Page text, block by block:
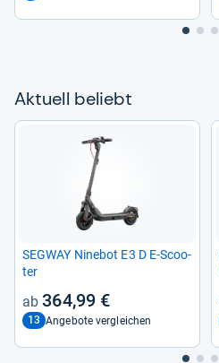
Aktu­ell beliebt
SEG­WAY Nine­bot E3 D E-​Scoo­
ter
364,99 €
13 Angebote vergleichen